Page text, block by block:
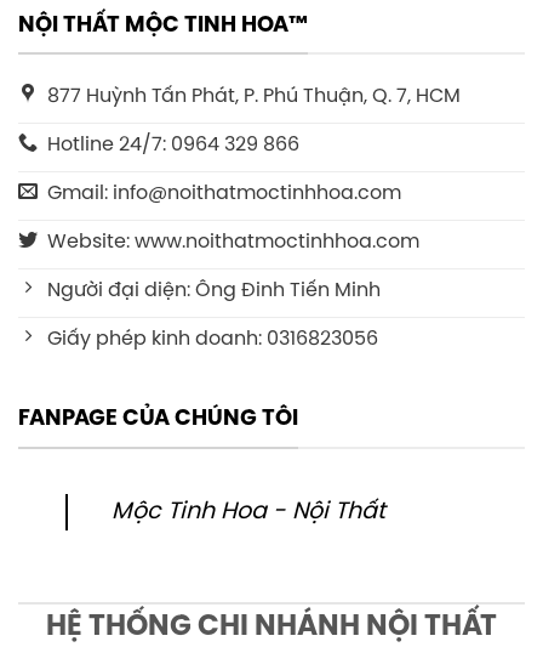
NỘI THẤT MỘC TINH HOA™
877 Huỳnh Tấn Phát, P. Phú Thuận, Q. 7, HCM
Hotline 24/7: 0964 329 866
Gmail: info@noithatmoctinhhoa.com
Website: www.noithatmoctinhhoa.com
Người đại diện: Ông Đinh Tiến Minh
Giấy phép kinh doanh: 0316823056
FANPAGE CỦA CHÚNG TÔI
Mộc Tinh Hoa - Nội Thất
HỆ THỐNG CHI NHÁNH NỘI THẤT